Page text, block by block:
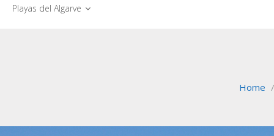
Playas del Algarve
Home